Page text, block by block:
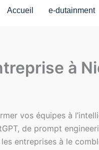
Accueil e-dutainment
à
vos équipes à
de prompt
entreprises à le